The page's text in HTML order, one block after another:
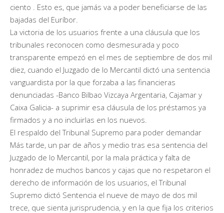
ciento . Esto es, que jamás va a poder beneficiarse de las
bajadas del Euríbor.
La victoria de los usuarios frente a una cláusula que los
tribunales reconocen como desmesurada y poco
transparente empezó en el mes de septiembre de dos mil
diez, cuando el Juzgado de lo Mercantil dictó una sentencia
vanguardista por la que forzaba a las financieras
denunciadas -Banco Bilbao Vizcaya Argentaria, Cajamar y
Caixa Galicia- a suprimir esa cláusula de los préstamos ya
firmados y a no incluirlas en los nuevos.
El respaldo del Tribunal Supremo para poder demandar
Más tarde, un par de años y medio tras esa sentencia del
Juzgado de lo Mercantil, por la mala práctica y falta de
honradez de muchos bancos y cajas que no respetaron el
derecho de información de los usuarios, el Tribunal
Supremo dictó Sentencia el nueve de mayo de dos mil
trece, que sienta jurisprudencia, y en la que fija los criterios